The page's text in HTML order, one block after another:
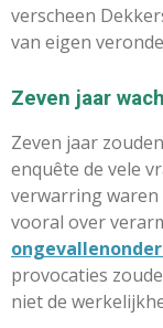
verscheen
van eigen
Zeven jaar
Zeven jaar
enquête de vele
verwarring
vooral over
provocaties
niet de